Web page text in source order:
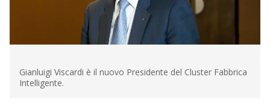
Gianluigi Viscardi è il nuovo Presidente del Cluster Fabbrica
Intelligente.